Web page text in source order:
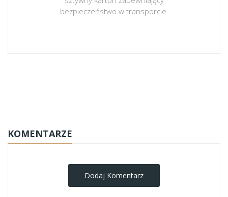
bezpieczeństwo w transporcie.
KOMENTARZE
Dodaj Komentarz